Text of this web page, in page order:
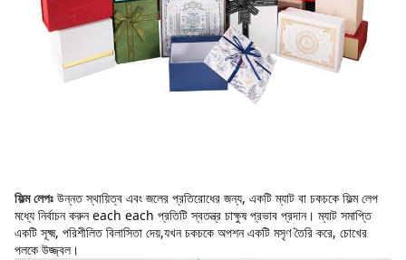
ফিল্ম লেপঃ উন্নত স্থায়িত্ব এবং জলের প্রতিরোধের জন্য, একটি ম্যাট বা চকচকে ফিল্ম লেপ
মধ্যে নির্বাচন করুন each each প্রতিটি স্বতন্ত্র চাক্ষুষ প্রভাব প্রদান। ম্যাট সমাপ্তি
একটি সূক্ষ্ম, পরিশীলিত বিলাসিতা দেয়,যখন চকচকে অপশন একটি মসৃণ তৈরি করে, চোখের
পলকে উজ্জ্বল।